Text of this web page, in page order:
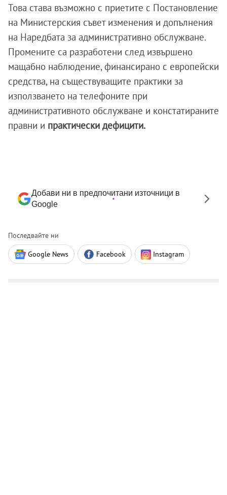
Това става възможно с приетите с Постановление
на Министерския съвет изменения и допълнения
на Наредбата за административно обслужване.
Промените са разработени след извършено
мащабно наблюдение, финансирано с европейски
средства, на съществуващите практики за
използването на телефоните при
административното обслужване и констатираните
правни и практически дефицити.
Добави ни в предпочитани източници в
Google
Последвайте ни
Google News Facebook Instagram